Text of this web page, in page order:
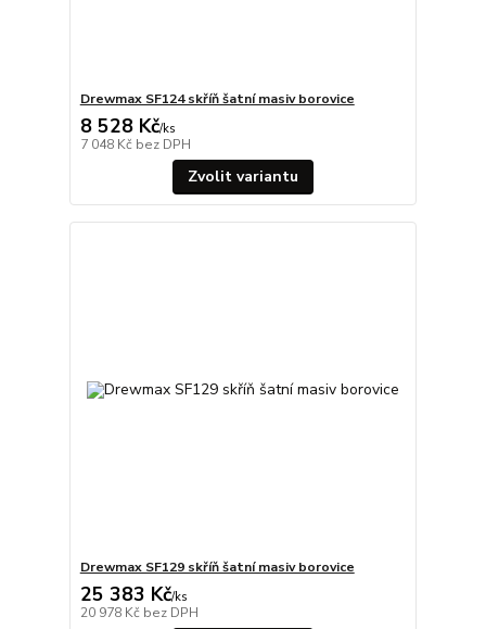
Drewmax SF124 skříň šatní masiv borovice
8 528 Kč/ks
7 048 Kč bez DPH
Zvolit variantu
Drewmax SF129 skříň šatní masiv borovice
25 383 Kč/ks
20 978 Kč bez DPH